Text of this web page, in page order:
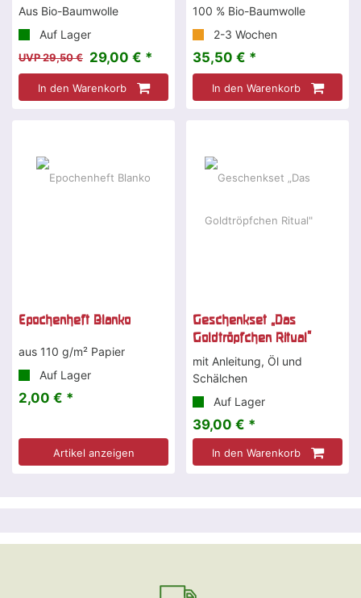
Aus Bio-Baumwolle
Auf Lager
UVP 29,50 € 29,00 € *
In den Warenkorb
100 % Bio-Baumwolle
2-3 Wochen
35,50 € *
In den Warenkorb
Epochenheft Blanko
aus 110 g/m² Papier
Auf Lager
2,00 € *
Artikel anzeigen
Geschenkset „Das
Goldtröpfchen Ritual"
mit Anleitung, Öl und
Schälchen
Auf Lager
39,00 € *
In den Warenkorb